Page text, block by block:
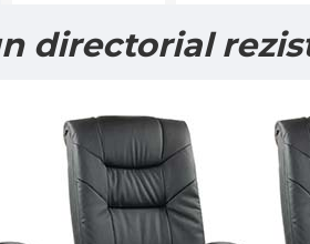
directorial